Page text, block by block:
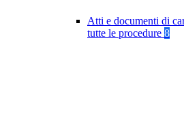
Atti e documenti di
tutte le procedure 8